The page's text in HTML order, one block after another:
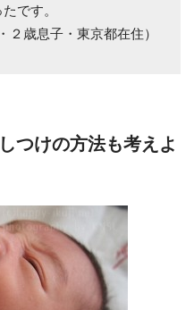
です。
２歳息子・東京都在住）
つけの方法も考えよ